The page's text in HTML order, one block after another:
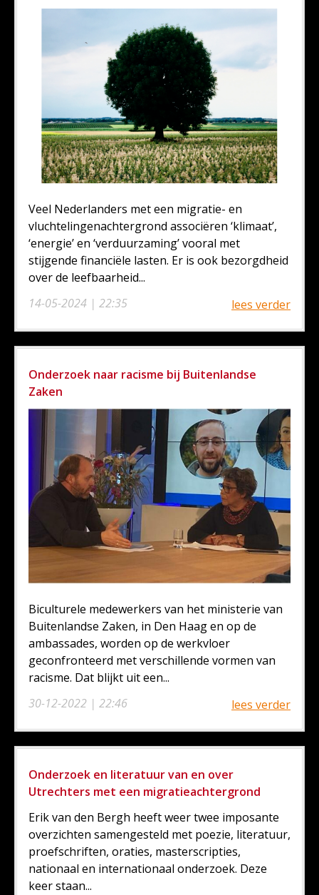
14-05-2024 | 22:35
Veel Nederlanders met een migratie- en
vluchtelingenachtergrond associëren ‘klimaat’,
‘energie’ en ‘verduurzaming’ vooral met
stijgende financiële lasten. Er is ook bezorgdheid
over de leefbaarheid...
lees verder
Onderzoek naar racisme bij Buitenlandse
Zaken
30-12-2022 | 22:46
Biculturele medewerkers van het ministerie van
Buitenlandse Zaken, in Den Haag en op de
ambassades, worden op de werkvloer
geconfronteerd met verschillende vormen van
racisme. Dat blijkt uit een...
lees verder
Onderzoek en literatuur van en over
Utrechters met een migratieachtergrond
Erik van den Bergh heeft weer twee imposante
overzichten samengesteld met poezie, literatuur,
proefschriften, oraties, masterscripties,
nationaal en internationaal onderzoek. Deze
keer staan...